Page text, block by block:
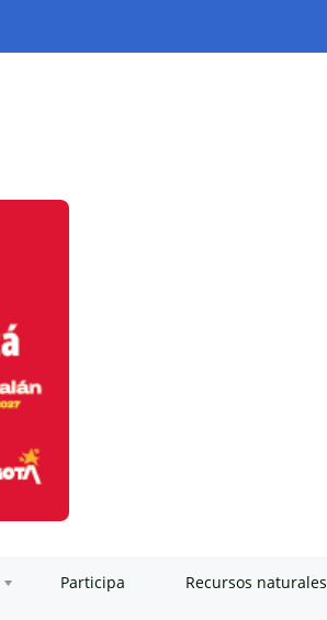
Participa Recursos naturales